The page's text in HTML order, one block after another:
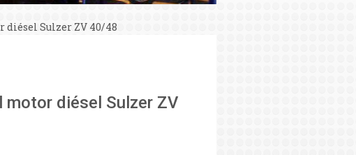
diésel Sulzer ZV 40/48
motor diésel Sulzer ZV